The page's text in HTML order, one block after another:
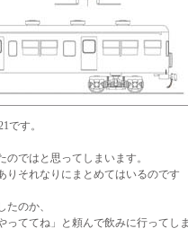
です。
ではと思ってしまいます。
りそれなりにまとめてはいるのです
のか、
っててね」と頼んで飲みに行ってし